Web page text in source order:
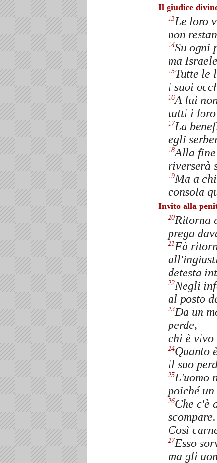
Il giudice
13Le loro
non
14Su ogni
ma
15Tutte le
i suoi
16A lui
tutti i loro
17La
egli
18Alla fine
riverserà
19Ma a
consola
Invito alla
20Ritorna
prega
21 Fà
detesta
22Negli
al posto
23Da un
perde,
chi è vivo
24Quanto
il suo
25L'uomo
poiché
26Che c'è
scompare.
Così
27Esso
ma gli